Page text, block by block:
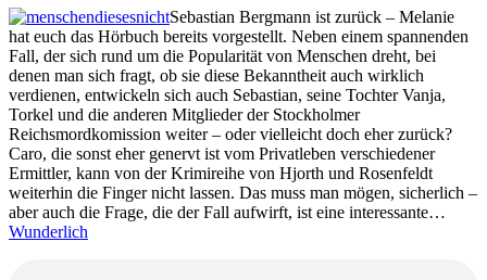
Rosenfeldt
–
Die
Schuld,
die
man
trägt
Sebastian Bergmann ist zurück – Melanie
hat euch das Hörbuch bereits vorgestellt. Neben einem spannenden
Fall, der sich rund um die Popularität von Menschen dreht, bei
denen man sich fragt, ob sie diese Bekanntheit auch wirklich
verdienen, entwickeln sich auch Sebastian, seine Tochter Vanja,
Torkel und die anderen Mitglieder der Stockholmer
Reichsmordkomission weiter – oder vielleicht doch eher zurück?
Caro, die sonst eher genervt ist vom Privatleben verschiedener
Ermittler, kann von der Krimireihe von Hjorth und Rosenfeldt
weiterhin die Finger nicht lassen. Das muss man mögen, sicherlich –
aber auch die Frage, die der Fall aufwirft, ist eine interessante…
Wunderlich